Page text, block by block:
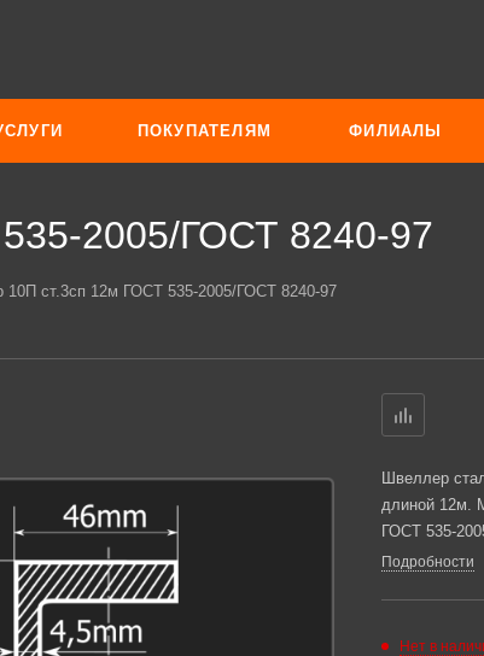
ПОКУПАТЕЛЯМ ФИЛИАЛЫ
2005/ГОСТ 8240-97
10П ст.3сп 12м ГОСТ 535-2005/ГОСТ 8240-97
Швеллер
длиной 12м.
ГОСТ 535-
Подробности
Нет в